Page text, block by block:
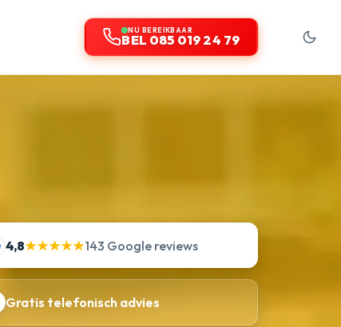
NU BEREIKBAAR
BEL 085 019 24 79
4,8★★★★★143 Google reviews
Gratis telefonisch advies